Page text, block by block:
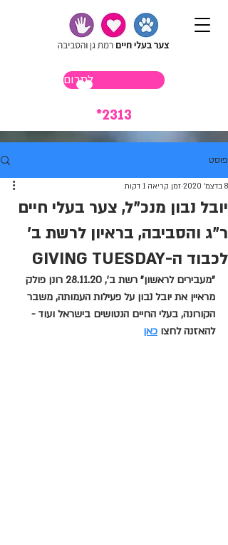
לתרום
*2313
פוסט
יובל נבון מנכ"ל, צער בעלי חיים
ר"ג והסביבה, בראיון לרשת ב'
לכבוד ה-GIVING TUESDAY
8 בדצמ׳ 2020 זמן קריאה 1 דקות
"מעבירים לראשון" רשת ב', 28.11.20 רונן פולק
מראיין את יובל נבון על פעילות העמותה, משבר
הקורונה, בעלי החיים הנטושים בישראל ועוד -
להאזנה לחצו כאן